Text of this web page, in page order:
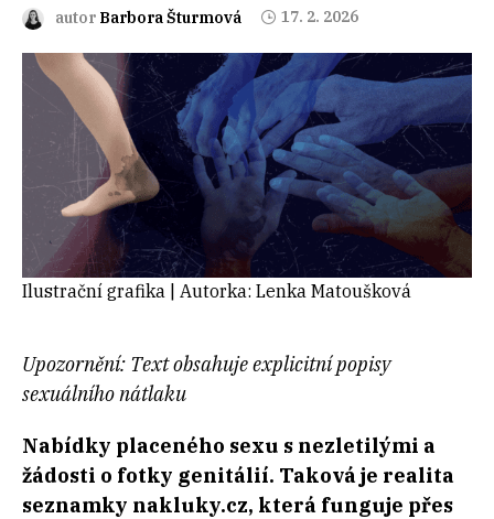
autor Barbora Šturmová 17. 2. 2026
Ilustrační grafika | Autorka: Lenka Matoušková
Upozornění: Text obsahuje explicitní popisy
sexuálního nátlaku
Nabídky placeného sexu s nezletilými a
žádosti o fotky genitálií. Taková je realita
seznamky nakluky.cz, která funguje přes